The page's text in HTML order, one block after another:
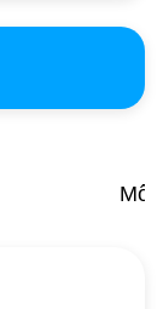
Mô